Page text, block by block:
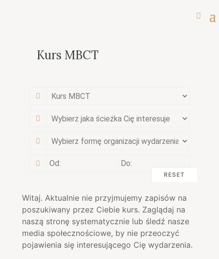
Kurs MBCT
RESET
Witaj. Aktualnie nie przyjmujemy zapisów na
poszukiwany przez Ciebie kurs. Zaglądaj na
naszą stronę systematycznie lub śledź nasze
media społecznościowe, by nie przeoczyć
pojawienia się interesującego Cię wydarzenia.